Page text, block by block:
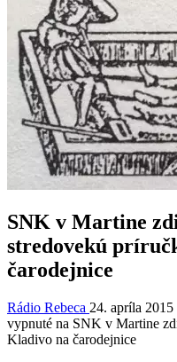
SNK v Martine
stredovekú
čarodejnice
Rádio Rebeca 24. apríla 2015
vypnuté na SNK v Martine
Kladivo na čarodejnice